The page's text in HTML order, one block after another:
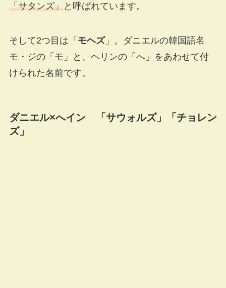
「サタンズ」と呼ばれています。
そして2つ目は「 モヘズ」。ダニエルの韓国語名
モ・ジの「モ」と、ヘリンの「へ」をあわせて付
けられた名前です。
ダニエル×へイン 「サウォルズ」「チョレン
ズ」